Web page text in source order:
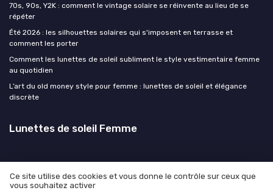
70s, 90s, Y2K : comment le vintage solaire se réinvente au lieu de se
répéter
Été 2026 : les silhouettes solaires qui s'imposent en terrasse et
comment les porter
Comment les lunettes de soleil subliment le style vestimentaire femme
au quotidien
L’art du old money style pour femme : lunettes de soleil et élégance
discrète
Lunettes de soleil Femme
Mentions légales
Ce site utilise des cookies et vous donne le contrôle sur ceux que
vous souhaitez activer